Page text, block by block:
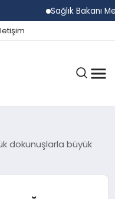
Sağlık Bakanı
dokunuşlarla büyük